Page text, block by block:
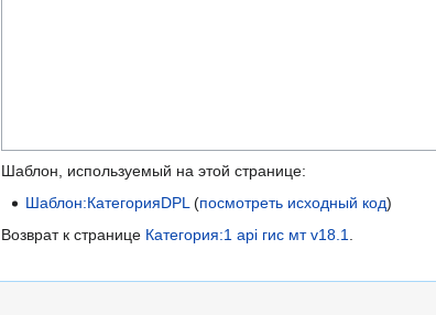
Шаблон, используемый на этой странице:
Шаблон:КатегорияDPL(посмотреть исходный код)
Возврат к странице Категория:1 api гис мт v18.1.